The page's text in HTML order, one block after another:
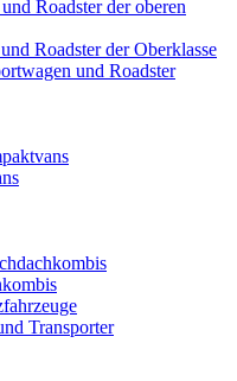
Roadster der oberen
Roadster der Oberklasse
und Roadster
Transporter